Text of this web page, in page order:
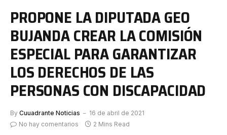
PROPONE LA DIPUTADA GEO
BUJANDA CREAR LA COMISIÓN
ESPECIAL PARA GARANTIZAR
LOS DERECHOS DE LAS
PERSONAS CON DISCAPACIDAD
By Cuuadrante Noticias
16 de abril de 2021
No hay comentarios
2 Mins Read